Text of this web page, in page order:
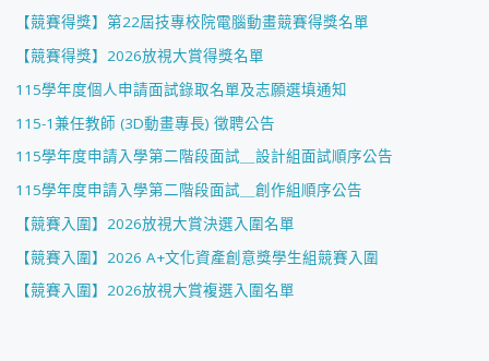
【競賽得獎】第22屆技專校院電腦動畫競賽得獎名單
【競賽得獎】2026放視大賞得獎名單
115學年度個人申請面試錄取名單及志願選填通知
115-1兼任教師 (3D動畫專長) 徵聘公告
115學年度申請入學第二階段面試＿設計組面試順序公告
115學年度申請入學第二階段面試＿創作組順序公告
【競賽入圍】2026放視大賞決選入圍名單
【競賽入圍】2026 A+文化資產創意獎學生組競賽入圍
【競賽入圍】2026放視大賞複選入圍名單